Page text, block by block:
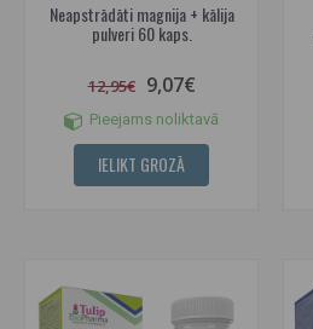
Neapstrādāti magnija + kālija
pulveri 60 kaps.
12,95€ 9,07€
Pieejams noliktavā
IELIKT GROZĀ